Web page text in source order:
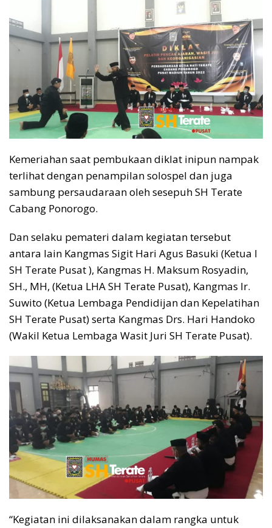
Kemeriahan saat pembukaan diklat inipun nampak
terlihat dengan penampilan solospel dan juga
sambung persaudaraan oleh sesepuh SH Terate
Cabang Ponorogo.
Dan selaku pemateri dalam kegiatan tersebut
antara lain Kangmas Sigit Hari Agus Basuki (Ketua I
SH Terate Pusat ), Kangmas H. Maksum Rosyadin,
SH., MH, (Ketua LHA SH Terate Pusat), Kangmas Ir.
Suwito (Ketua Lembaga Pendidijan dan Kepelatihan
SH Terate Pusat) serta Kangmas Drs. Hari Handoko
(Wakil Ketua Lembaga Wasit Juri SH Terate Pusat).
“Kegiatan ini dilaksanakan dalam rangka untuk